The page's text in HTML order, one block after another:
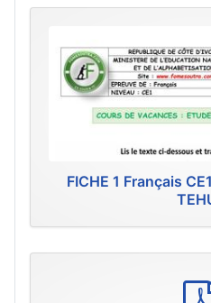
FICHE 1 Français